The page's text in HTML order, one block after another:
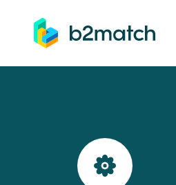
springen